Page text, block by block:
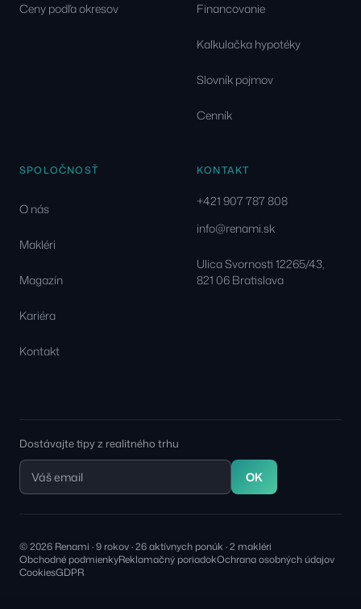
Ceny podľa okresov Financovanie
Kalkulačka hypotéky
Slovník pojmov
Cenník
SPOLOČNOSŤ
O nás
Makléri
Magazín
Kariéra
Kontakt
KONTAKT
+421 907 787 808
info@renami.sk
Ulica Svornosti 12265/43,
821 06 Bratislava
Dostávajte tipy z realitného trhu
OK
© 2026 Renami · 9 rokov · 26 aktívnych ponúk · 2 makléri
Obchodné podmienkyReklamačný poriadokOchrana osobných údajov
CookiesGDPR